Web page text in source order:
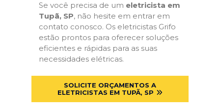
Se você precisa de um eletricista em
Tupã, SP, não hesite em entrar em
contato conosco. Os eletricistas Grifo
estão prontos para oferecer soluções
eficientes e rápidas para as suas
necessidades elétricas.
SOLICITE ORÇAMENTOS A
ELETRICISTAS EM TUPÃ, SP